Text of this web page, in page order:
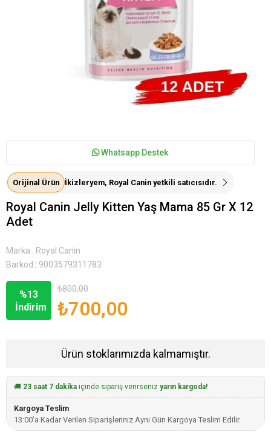
Whatsapp Destek
Orijinal Ürün İkizleryem, Royal Canin yetkili satıcısıdır.
Royal Canin Jelly Kitten Yaş Mama 85 Gr X 12
Adet
Marka : Royal Canin
Barkod : 9003579311783
%13
İndirim
₺800,00
₺700,00
Ürün stoklarımızda kalmamıştır.
🚚 23 saat 7 dakika içinde sipariş verirseniz yarın kargoda!
Kargoya Teslim
13:00'a Kadar Verilen Siparişleriniz Aynı Gün Kargoya Teslim Edilir.